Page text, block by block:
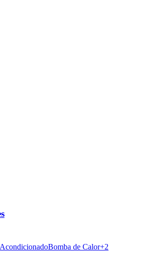
Bomba de Calor+2